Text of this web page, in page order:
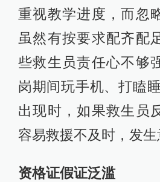
重视教学进度，而忽
虽然有按要求配齐配
些救生员责任心不够
岗期间玩手机、打瞌
出现时，如果救生员
容易救援不及时，发生
资格证假证泛滥